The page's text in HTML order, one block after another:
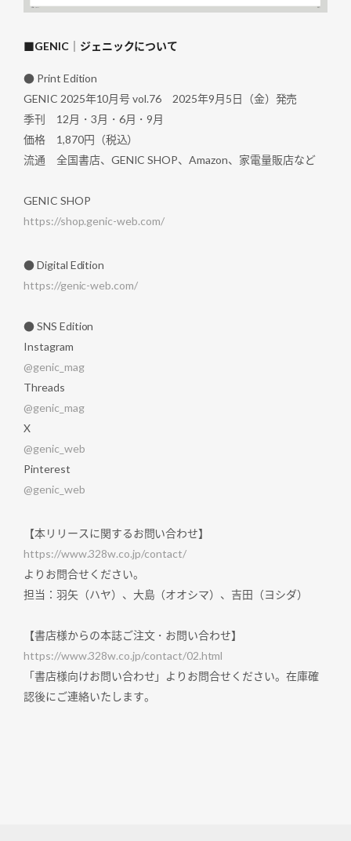
■GENIC｜ジェニックについて
● Print Edition
GENIC 2025年10月号 vol.76 2025年9月5日（金）発売
季刊 12月・3月・6月・9月
価格 1,870円（税込）
流通 全国書店、GENIC SHOP、Amazon、家電量販店など
GENIC SHOP
https://shop.genic-web.com/
● Digital Edition
https://genic-web.com/
● SNS Edition
Instagram
@genic_mag
Threads
@genic_mag
X
@genic_web
Pinterest
@genic_web
【本リリースに関するお問い合わせ】
https://www.328w.co.jp/contact/
よりお問合せください。
担当：羽矢（ハヤ）、大島（オオシマ）、吉田（ヨシダ）
【書店様からの本誌ご注文・お問い合わせ】
https://www.328w.co.jp/contact/02.html
「書店様向けお問い合わせ」よりお問合せください。在庫確
認後にご連絡いたします。